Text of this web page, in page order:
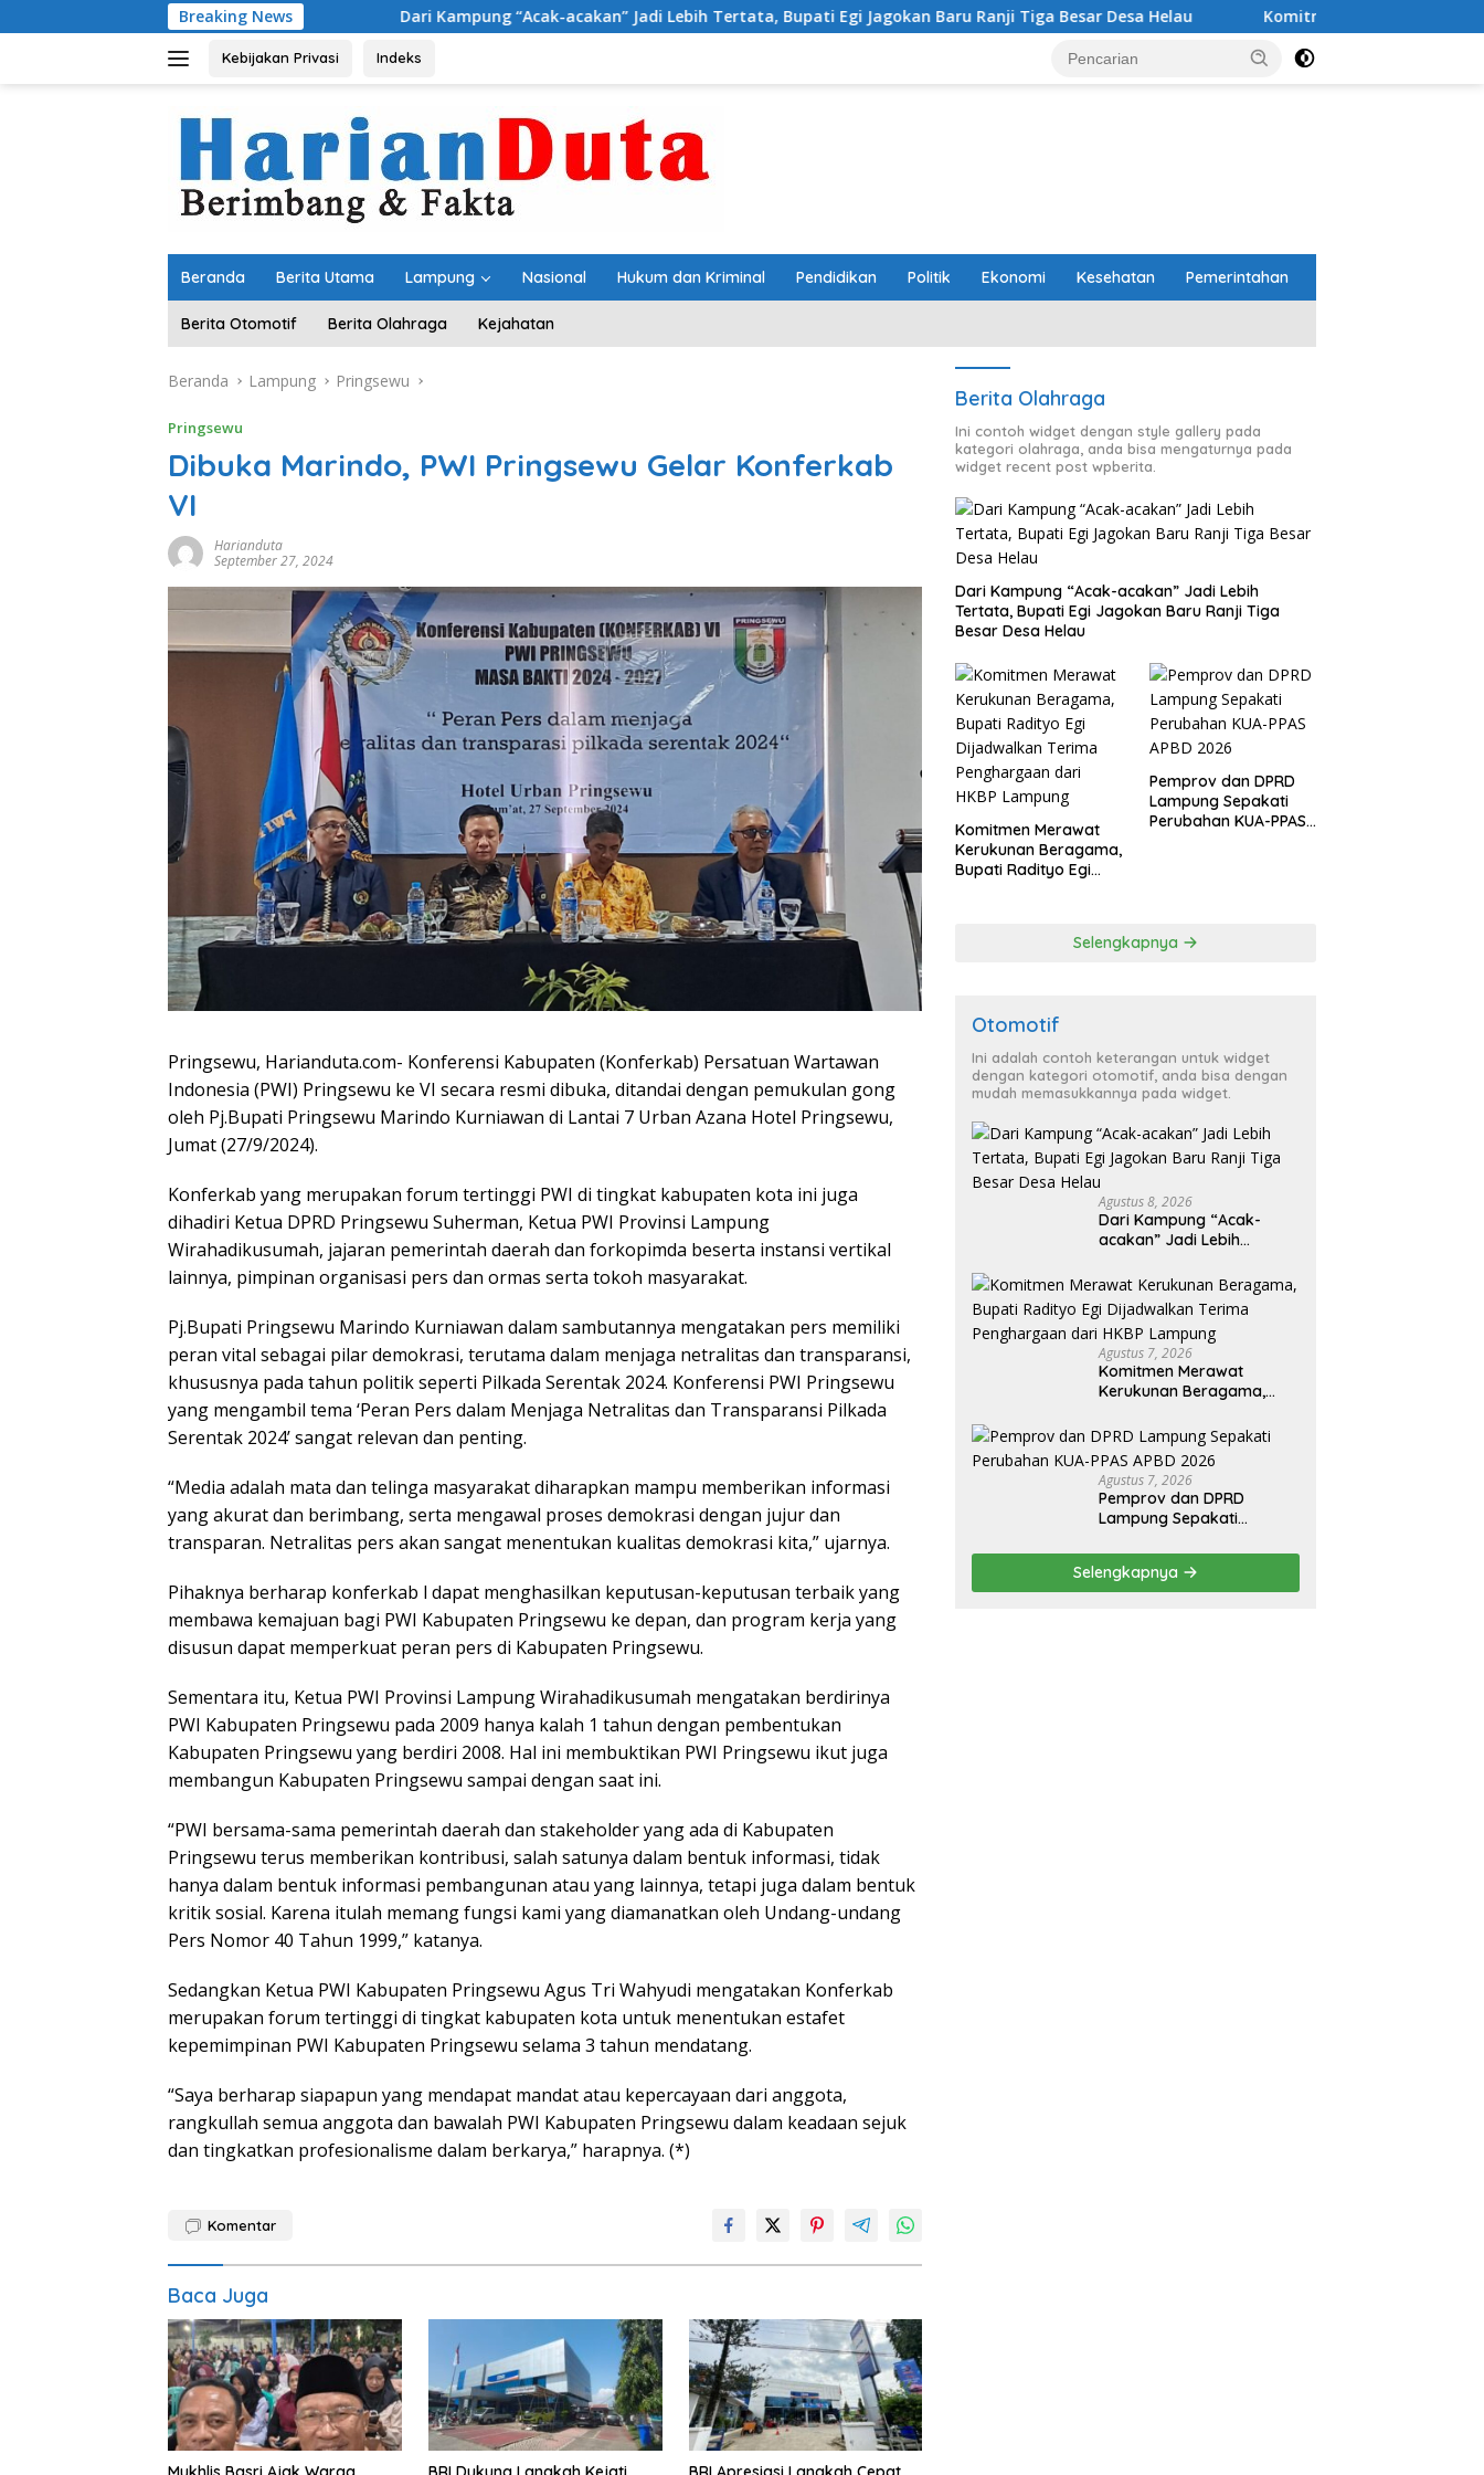
ke
Breaking NewsDari Kampung “Acak-acakan” Jadi Lebih Tertata, Bupati Egi Jagokan Baru Ranji Tiga Besar Desa Helau Komitmen Merawat Kerukunan Beragama,
Kebijakan Privasi Indeks
Beranda Berita Utama Lampung Nasional Hukum dan Kriminal Pendidikan Politik Ekonomi Kesehatan Pemerintahan
Berita Otomotif Berita Olahraga Kejahatan
Beranda Lampung Pringsewu
Pringsewu
Dibuka Marindo, PWI Pringsewu Gelar Konferkab
VI
Harianduta
September 27, 2024
Pringsewu, Harianduta.com- Konferensi Kabupaten (Konferkab) Persatuan Wartawan
Indonesia (PWI) Pringsewu ke VI secara resmi dibuka, ditandai dengan pemukulan gong
oleh Pj.Bupati Pringsewu Marindo Kurniawan di Lantai 7 Urban Azana Hotel Pringsewu,
Jumat (27/9/2024).
Konferkab yang merupakan forum tertinggi PWI di tingkat kabupaten kota ini juga
dihadiri Ketua DPRD Pringsewu Suherman, Ketua PWI Provinsi Lampung
Wirahadikusumah, jajaran pemerintah daerah dan forkopimda beserta instansi vertikal
lainnya, pimpinan organisasi pers dan ormas serta tokoh masyarakat.
Pj.Bupati Pringsewu Marindo Kurniawan dalam sambutannya mengatakan pers memiliki
peran vital sebagai pilar demokrasi, terutama dalam menjaga netralitas dan transparansi,
khususnya pada tahun politik seperti Pilkada Serentak 2024. Konferensi PWI Pringsewu
yang mengambil tema ‘Peran Pers dalam Menjaga Netralitas dan Transparansi Pilkada
Serentak 2024’ sangat relevan dan penting.
“Media adalah mata dan telinga masyarakat diharapkan mampu memberikan informasi
yang akurat dan berimbang, serta mengawal proses demokrasi dengan jujur dan
transparan. Netralitas pers akan sangat menentukan kualitas demokrasi kita,” ujarnya.
Pihaknya berharap konferkab l dapat menghasilkan keputusan-keputusan terbaik yang
membawa kemajuan bagi PWI Kabupaten Pringsewu ke depan, dan program kerja yang
disusun dapat memperkuat peran pers di Kabupaten Pringsewu.
Sementara itu, Ketua PWI Provinsi Lampung Wirahadikusumah mengatakan berdirinya
PWI Kabupaten Pringsewu pada 2009 hanya kalah 1 tahun dengan pembentukan
Kabupaten Pringsewu yang berdiri 2008. Hal ini membuktikan PWI Pringsewu ikut juga
membangun Kabupaten Pringsewu sampai dengan saat ini.
“PWI bersama-sama pemerintah daerah dan stakeholder yang ada di Kabupaten
Pringsewu terus memberikan kontribusi, salah satunya dalam bentuk informasi, tidak
hanya dalam bentuk informasi pembangunan atau yang lainnya, tetapi juga dalam bentuk
kritik sosial. Karena itulah memang fungsi kami yang diamanatkan oleh Undang-undang
Pers Nomor 40 Tahun 1999,” katanya.
Sedangkan Ketua PWI Kabupaten Pringsewu Agus Tri Wahyudi mengatakan Konferkab
merupakan forum tertinggi di tingkat kabupaten kota untuk menentukan estafet
kepemimpinan PWI Kabupaten Pringsewu selama 3 tahun mendatang.
“Saya berharap siapapun yang mendapat mandat atau kepercayaan dari anggota,
rangkullah semua anggota dan bawalah PWI Kabupaten Pringsewu dalam keadaan sejuk
dan tingkatkan profesionalisme dalam berkarya,” harapnya. (*)
Komentar
Baca Juga
Berita Olahraga
Ini contoh widget dengan style gallery pada
kategori olahraga, anda bisa mengaturnya pada
widget recent post wpberita.
Dari Kampung “Acak-acakan” Jadi Lebih
Tertata, Bupati Egi Jagokan Baru Ranji Tiga
Besar Desa Helau
Komitmen Merawat
Kerukunan Beragama,
Bupati Radityo Egi
Pemprov dan DPRD
Lampung Sepakati
Perubahan KUA-PPAS
Selengkapnya
Otomotif
Ini adalah contoh keterangan untuk widget
dengan kategori otomotif, anda bisa dengan
mudah memasukkannya pada widget.
Agustus 8, 2026
Dari Kampung “Acak-
acakan” Jadi Lebih
Jagokan Baru Ranji Tiga
Besar Desa Helau
Agustus 7, 2026
Komitmen Merawat
Kerukunan Beragama,
Dijadwalkan Terima
Penghargaan dari HKBP
Lampung
Agustus 7, 2026
Pemprov dan DPRD
Lampung Sepakati
APBD 2026
Selengkapnya